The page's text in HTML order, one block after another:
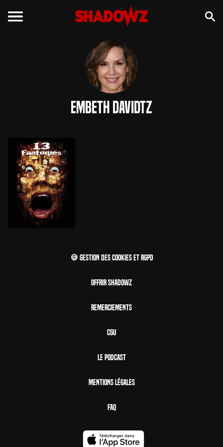
Embeth Davidtz
🍪 Gestion des cookies et RGPD
Offrir Shadowz
Remerciements
CGU
Le Podcast
Mentions Légales
FAQ